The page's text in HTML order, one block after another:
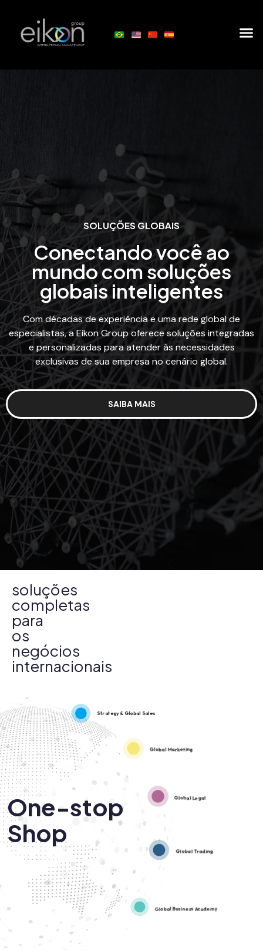
SOLUÇÕES GLOBAIS
Conectando você ao
mundo com soluções
globais inteligentes
Com décadas de experiência e uma rede global de
especialistas, a Eikon Group oferece soluções integradas
e personalizadas para atender às necessidades
exclusivas de sua empresa no cenário global.
SAIBA MAIS
soluções
completas
para
os
negócios
internacionais
One-stop
Shop
Strategy & Global Sales
Global Marketing
Global Legal
Global Trading
Global Business Academy